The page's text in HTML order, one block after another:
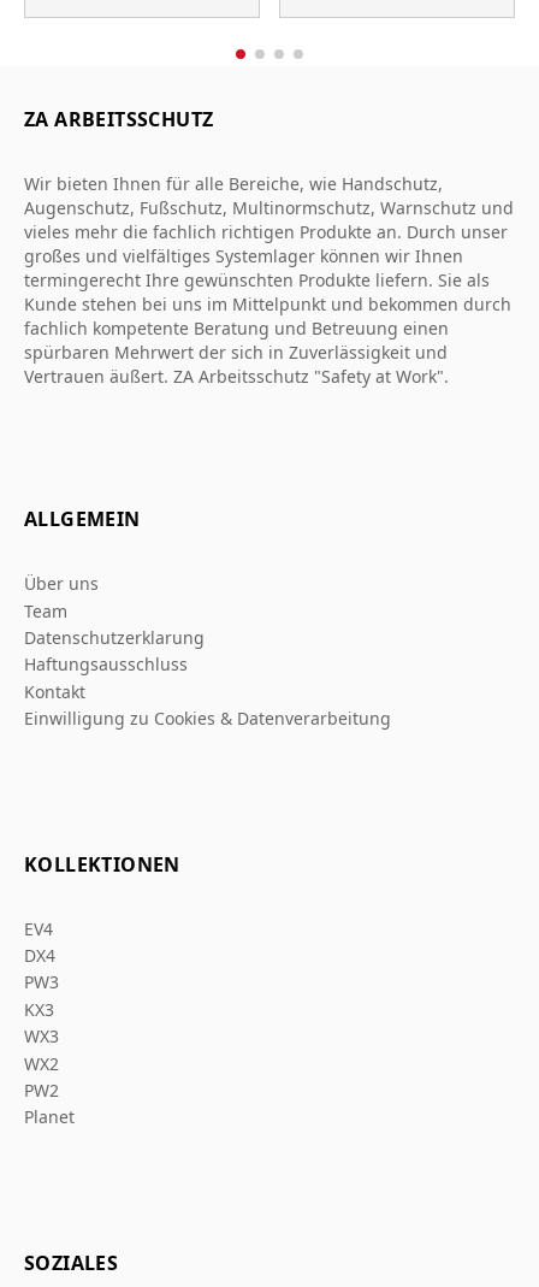
ZA ARBEITSSCHUTZ
Wir bieten Ihnen für alle Bereiche, wie Handschutz,
Augenschutz, Fußschutz, Multinormschutz, Warnschutz und
vieles mehr die fachlich richtigen Produkte an. Durch unser
großes und vielfältiges Systemlager können wir Ihnen
termingerecht Ihre gewünschten Produkte liefern. Sie als
Kunde stehen bei uns im Mittelpunkt und bekommen durch
fachlich kompetente Beratung und Betreuung einen
spürbaren Mehrwert der sich in Zuverlässigkeit und
Vertrauen äußert. ZA Arbeitsschutz "Safety at Work".
ALLGEMEIN
Über uns
Team
Datenschutzerklarung
Haftungsausschluss
Kontakt
Einwilligung zu Cookies & Datenverarbeitung
KOLLEKTIONEN
EV4
DX4
PW3
KX3
WX3
WX2
PW2
Planet
SOZIALES